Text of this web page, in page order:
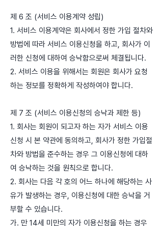
제 6 조 (서비스 이용계약 성립)
1. 서비스 이용계약은 회사에서 정한 가입 절차와
방법에 따라 서비스 이용신청을 하고, 회사가 이
러한 신청에 대하여 승낙함으로써 체결됩니다.
2. 서비스 이용을 위해서는 회원은 회사가 요청
하는 정보를 정확하게 작성하여야 합니다.
제 7 조 (서비스 이용신청의 승낙과 제한 등)
1. 회사는 회원이 되고자 하는 자가 서비스 이용
신청 시 본 약관에 동의하고, 회사가 정한 가입절
차와 방법을 준수하는 경우 그 이용신청에 대하
여 승낙하는 것을 원칙으로 합니다.
2. 회사는 다음 각 호의 어느 하나에 해당하는 사
유가 발생하는 경우, 이용신청에 대한 승낙을 거
부할 수 있습니다.
가. 만 14세 미만의 자가 이용신청을 하는 경우